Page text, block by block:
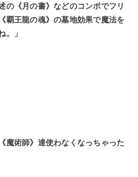
の《月の書》などのコンボでフリ
覇王龍の魂》の墓地効果で魔法を
。」
魔術師》達使わなくなっちゃった